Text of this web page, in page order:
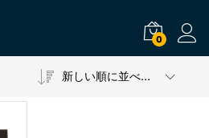
0
新しい順に並べ替え